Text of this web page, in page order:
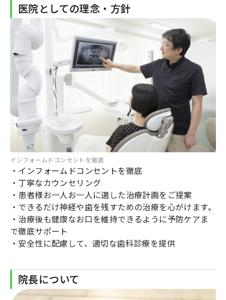
医院としての理念・方針
インフォームドコンセントを徹底
・インフォームドコンセントを徹底
・丁寧なカウンセリング
・患者様お一人お一人に適した治療計画をご提案
・できるだけ神経や歯を残すための治療を心がけます。
・治療後も健康なお口を維持できるように予防ケアま
で徹底サポート
・安全性に配慮して、適切な歯科診療を提供
院長について